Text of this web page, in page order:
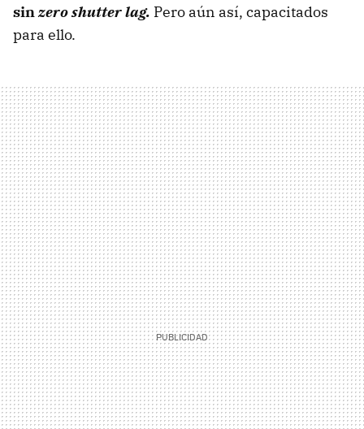
sinzero shutter lag. Pero aún así, capacitados
para ello.